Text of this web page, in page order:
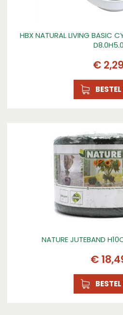
HBX NATURAL LIVING BASIC
D8.0H5.0
€ 2,29
NATURE JUTEBAND
€ 18,